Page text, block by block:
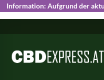
Information: Aufgrund der
content